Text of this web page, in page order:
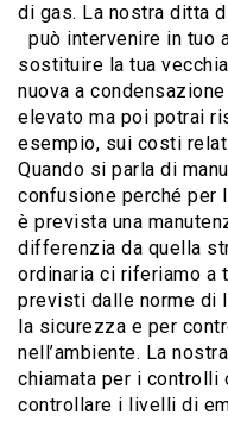
di gas. La nostra ditta
può intervenire in tuo
sostituire la tua
nuova a
elevato ma poi potrai
esempio, sui costi
Quando si parla di
confusione perché per
è prevista una
differenzia da quella
ordinaria ci riferiamo a
previsti dalle norme di
la sicurezza e per
nell’ambiente. La
chiamata per i controlli
controllare i livelli di